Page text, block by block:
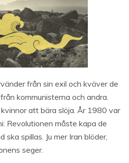
från sin exil och kväver de
kommunisterna och andra.
att bära slöja. År 1980 var
Revolutionen måste kapa de
ska spillas. Ju mer Iran blöder,
seger.